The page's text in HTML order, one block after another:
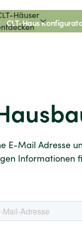
Häuser
CLT-Haus
E-Mail Adresse
Informationen